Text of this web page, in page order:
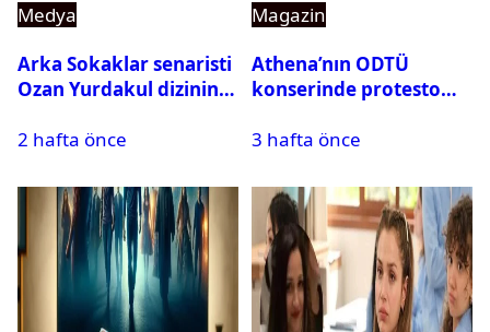
Medya
Arka Sokaklar senaristi
Ozan Yurdakul dizinin
2 hafta önce
Magazin
Athena’nın ODTÜ
konserinde protesto
3 hafta önce